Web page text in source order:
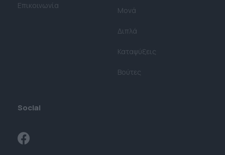
Επικοινωνία
Μονά
Διπλά
Καταψύξεις
Βούτες
Social